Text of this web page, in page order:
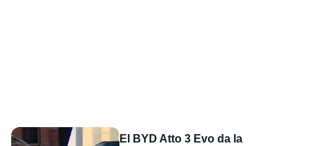
El BYD Atto 3 Evo da la